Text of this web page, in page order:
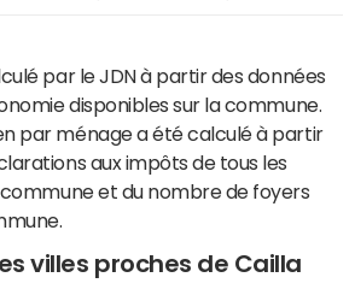
par le JDN à partir des données
disponibles sur la commune.
par ménage a été calculé à partir
aux impôts de tous les
et du nombre de foyers
villes proches de Cailla